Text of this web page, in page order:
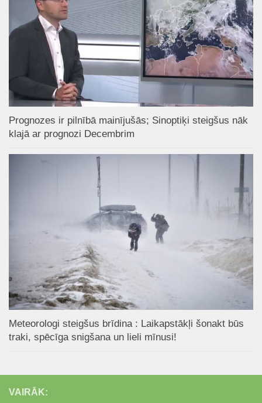
Prognozes ir pilnībā mainījušās; Sinoptiķi steigšus nāk
klajā ar prognozi Decembrim
Meteorologi steigšus brīdina : Laikapstākļi šonakt būs
traki, spēcīga snigšana un lieli mīnusi!
VAIRĀK: